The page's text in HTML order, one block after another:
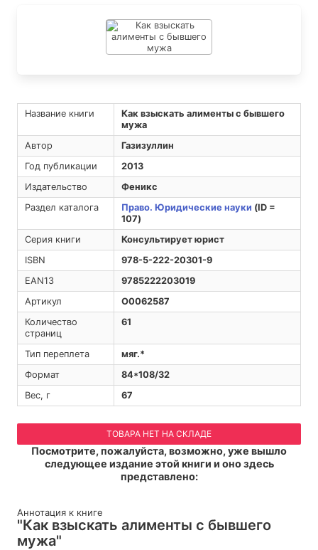
Название книги
Как взыскать алименты с бывшего
мужа
Автор
Газизуллин
Год публикации
2013
Издательство
Феникс
Раздел каталога
Право. Юридические науки (ID =
107)
Серия книги
Консультирует юрист
ISBN
978-5-222-20301-9
EAN13
9785222203019
Артикул
O0062587
Количество
страниц
61
Тип переплета
мяг.*
Формат
84*108/32
Вес, г
67
ТОВАРА НЕТ НА СКЛАДЕ
Посмотрите, пожалуйста, возможно, уже вышло
следующее издание этой книги и оно здесь
представлено:
Аннотация к книге
"Как взыскать алименты с бывшего
мужа"